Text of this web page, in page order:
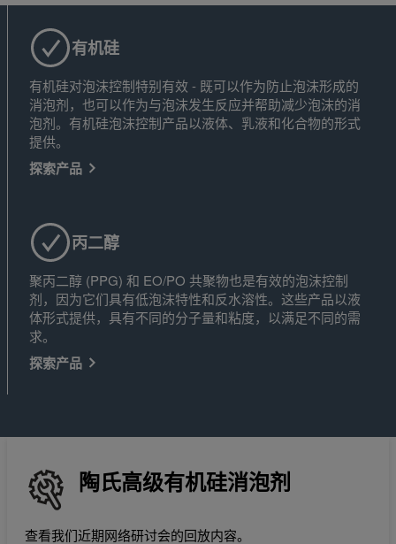
有机硅
有机硅对泡沫控制特别有效 - 既可以作为防止泡沫形成的
消泡剂，也可以作为与泡沫发生反应并帮助减少泡沫的消
泡剂。有机硅泡沫控制产品以液体、乳液和化合物的形式
提供。
探索产品
丙二醇
聚丙二醇 (PPG) 和 EO/PO 共聚物也是有效的泡沫控制
剂，因为它们具有低泡沫特性和反水溶性。这些产品以液
体形式提供，具有不同的分子量和粘度，以满足不同的需
求。
探索产品
陶氏高级有机硅消泡剂
查看我们近期网络研讨会的回放内容。